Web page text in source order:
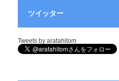
ツイッター
Tweets by aratahitom